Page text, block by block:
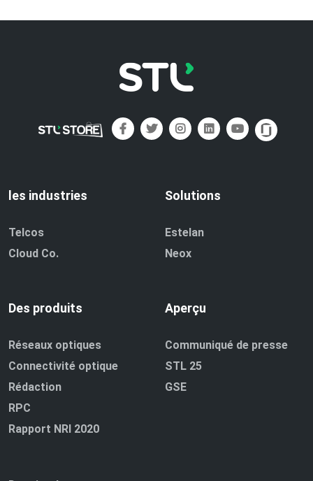
les industries
Telcos
Cloud Co.
Solutions
Estelan
Neox
Des produits
Réseaux optiques
Connectivité optique
Rédaction
RPC
Rapport NRI 2020
Aperçu
Communiqué de presse
STL 25
GSE